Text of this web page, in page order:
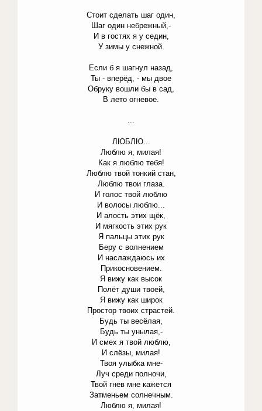
Стоит сделать шаг один,
Шаг один небрежный,-
И в гостях я у седин,
У зимы у снежной.
Если б я шагнул назад,
Ты - вперёд, - мы двое
Обруку вошли бы в сад,
В лето огневое.
...
ЛЮБЛЮ...
Люблю я, милая!
Как я люблю тебя!
Люблю твой тонкий стан,
Люблю твои глаза.
И голос твой люблю
И волосы люблю...
И алость этих щёк,
И мягкость этих рук
Я пальцы этих рук
Беру с волнением
И наслаждаюсь их
Прикосновением.
Я вижу как высок
Полёт души твоей,
Я вижу как широк
Простор твоих страстей.
Будь ты весёлая,
Будь ты унылая,-
И смех я твой люблю,
И слёзы, милая!
Твоя улыбка мне-
Луч среди полночи,
Твой гнев мне кажется
Затменьем солнечным.
Люблю я, милая!